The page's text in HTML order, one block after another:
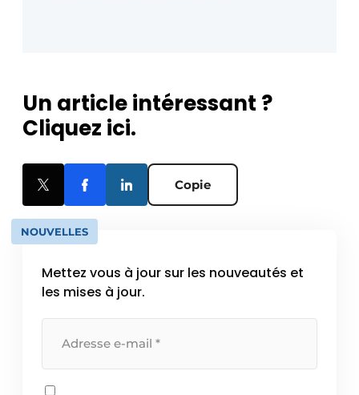
Un article intéressant ?
Cliquez ici.
Copie
NOUVELLES
Mettez vous à jour sur les nouveautés et
les mises à jour.